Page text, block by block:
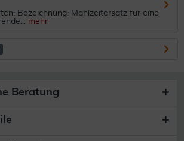
Bezeichnung: Mahlzeitersatz für eine
mehr
Beratung